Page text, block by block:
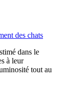
des chats
dans le
à leur
tout au